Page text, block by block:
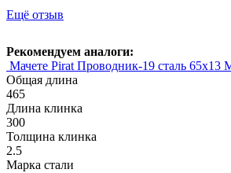
Ещё отзыв
Рекомендуем аналоги:
Мачете Pirat Проводник-19 сталь 65х13
Общая длина
465
Длина клинка
300
Толщина клинка
2.5
Марка стали